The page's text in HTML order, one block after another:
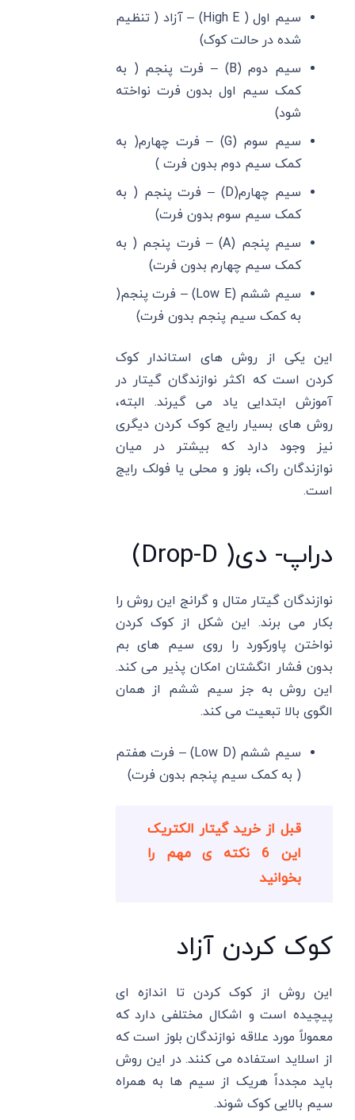
سیم اول ( High E) – آزاد ( تنظیم
شده در حالت کوک)
سیم دوم (B) – فرت پنجم ( به
کمک سیم اول بدون فرت نواخته
شود)
سیم سوم (G) – فرت چهارم( به
کمک سیم دوم بدون فرت )
سیم چهارم(D) – فرت پنجم ( به
کمک سیم سوم بدون فرت)
سیم پنجم (A) – فرت پنجم ( به
کمک سیم چهارم بدون فرت)
سیم ششم (Low E) – فرت پنجم(
به کمک سیم پنجم بدون فرت)
این یکی از روش های استاندار کوک
کردن است که اکثر نوازندگان گیتار در
آموزش ابتدایی یاد می گیرند. البته،
روش های بسیار رایج کوک کردن دیگری
نیز وجود دارد که بیشتر در میان
نوازندگان راک، بلوز و محلی یا فولک رایج
است.
دراپ- دی( Drop-D)
نوازندگان گیتار متال و گرانج این روش را
بکار می برند. این شکل از کوک کردن
نواختن پاورکورد را روی سیم های بم
بدون فشار انگشتان امکان پذیر می کند.
این روش به جز سیم ششم از همان
الگوی بالا تبعیت می کند.
سیم ششم (Low D) – فرت هفتم
( به کمک سیم پنجم بدون فرت)
قبل از خرید گیتار الکتریک
این 6 نکته ی مهم را
بخوانید
کوک کردن آزاد
این روش از کوک کردن تا اندازه ای
پیچیده است و اشکال مختلفی دارد که
معمولاً مورد علاقه نوازندگان بلوز است که
از اسلاید استفاده می کنند. در این روش
باید مجدداً هریک از سیم ها به همراه
سیم بالایی کوک شوند.